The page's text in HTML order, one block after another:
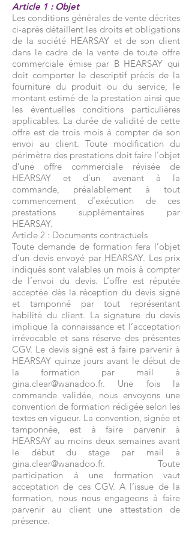
Article 1 : Objet
Les conditions générales de vente décrites
ci-après détaillent les droits et obligations
de la société HEARSAY et de son client
dans le cadre de la vente de toute offre
commerciale émise par B HEARSAY qui
doit comporter le descriptif précis de la
fourniture du produit ou du service, le
montant estimé de la prestation ainsi que
les éventuelles conditions particulières
applicables. La durée de validité de cette
offre est de trois mois à compter de son
envoi au client. Toute modification du
périmètre des prestations doit faire l’objet
d’une offre commerciale révisée de
HEARSAY et d’un avenant à la
commande, préalablement à tout
commencement d’exécution de ces
prestations supplémentaires par
HEARSAY.
Article 2 : Documents contractuels
Toute demande de formation fera l’objet
d’un devis envoyé par HEARSAY. Les prix
indiqués sont valables un mois à compter
de l’envoi du devis. L’offre est réputée
acceptée dès la réception du devis signé
et tamponné par tout représentant
habilité du client. La signature du devis
implique la connaissance et l’acceptation
irrévocable et sans réserve des présentes
CGV. Le devis signé est à faire parvenir à
HEARSAY quinze jours avant le début de
la formation par mail à
gina.clear@wanadoo.fr. Une fois la
commande validée, nous envoyons une
convention de formation rédigée selon les
textes en vigueur. La convention, signée et
tamponnée, est à faire parvenir à
HEARSAY au moins deux semaines avant
le début du stage par mail à
gina.clear@wanadoo.fr. Toute
participation à une formation vaut
acceptation de ces CGV. A l’issue de la
formation, nous nous engageons à faire
parvenir au client une attestation de
présence.